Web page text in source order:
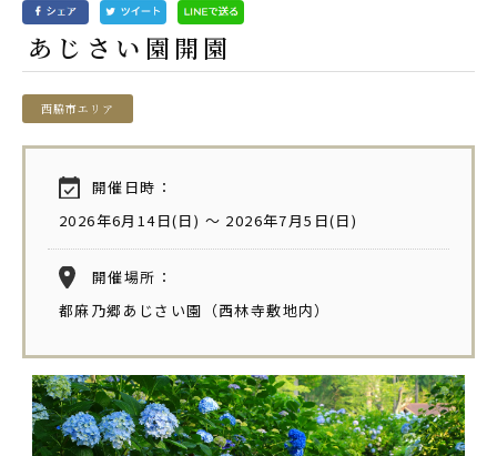
あじさい園開園
西脇市エリア
開催日時：
2026年6月14日(日) ～ 2026年7月5日(日)
開催場所：
都麻乃郷あじさい園（西林寺敷地内）